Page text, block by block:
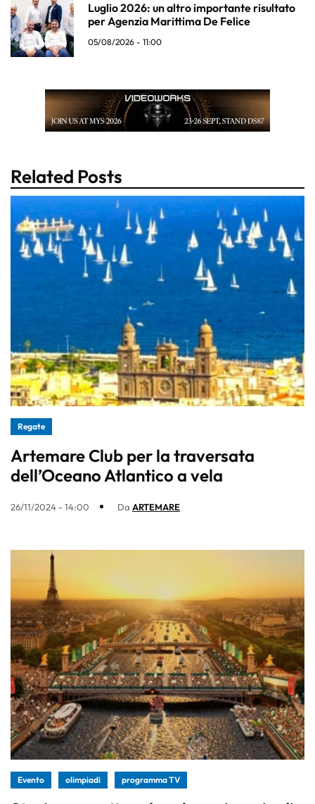
Luglio 2026: un altro importante risultato
per Agenzia Marittima De Felice
05/08/2026 - 11:00
Related Posts
Regate
Artemare Club per la traversata
dell’Oceano Atlantico a vela
26/11/2024 - 14:00 Da ARTEMARE
Evento olimpiadi programma TV